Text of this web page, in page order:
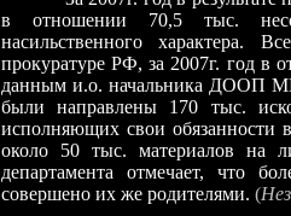
в отношении 70,5 тыс.
насильственного характера.
прокуратуре РФ, за 2007г. год в
данным и.о. начальника ДООП
были направлены 170 тыс.
исполняющих свои обязанности
около 50 тыс. материалов на
департамента отмечает, что
совершено их же родителями. (